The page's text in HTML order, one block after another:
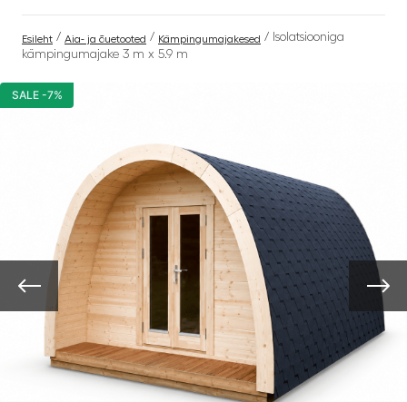
Esileht / Aia- ja õuetooted / Kämpingumajakesed / Isolatsiooniga
kämpingumajake 3 m x 5.9 m
SALE -7%